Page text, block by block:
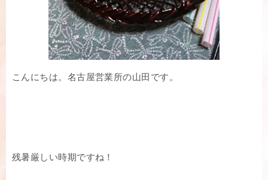
こんにちは。名古屋営業所の山田です。
残暑厳しい時期ですね！